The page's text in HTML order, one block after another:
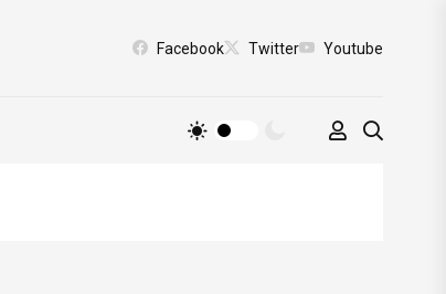
Facebook Twitter Youtube